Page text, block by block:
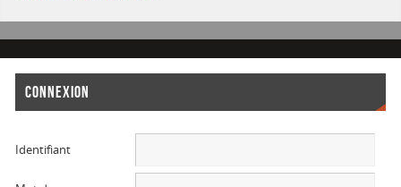
CONNEXION
Identifiant